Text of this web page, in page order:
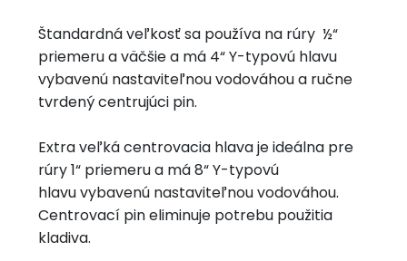
Štandardná veľkosť sa používa na rúry ½“
priemeru a väčšie a má 4“ Y-typovú hlavu
vybavenú nastaviteľnou vodováhoua ručne
tvrdený centrujúci pin.
Extra veľká centrovacia hlava je ideálna pre
rúry 1“ priemeru a má 8“ Y-typovú
hlavuvybavenú nastaviteľnou vodováhou.
Centrovací pin eliminuje potrebu použitia
kladiva.